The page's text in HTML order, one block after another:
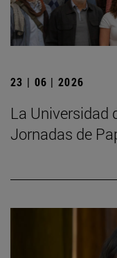
23 | 06 | 2026
La Universidad
Jornadas de